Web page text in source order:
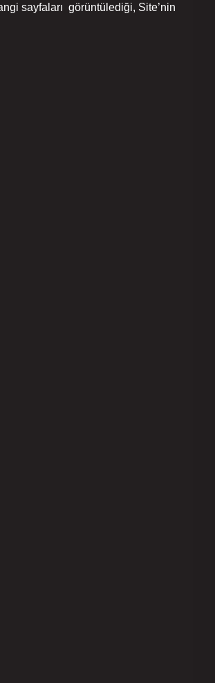
sayfaları görüntülediği, Site’nin